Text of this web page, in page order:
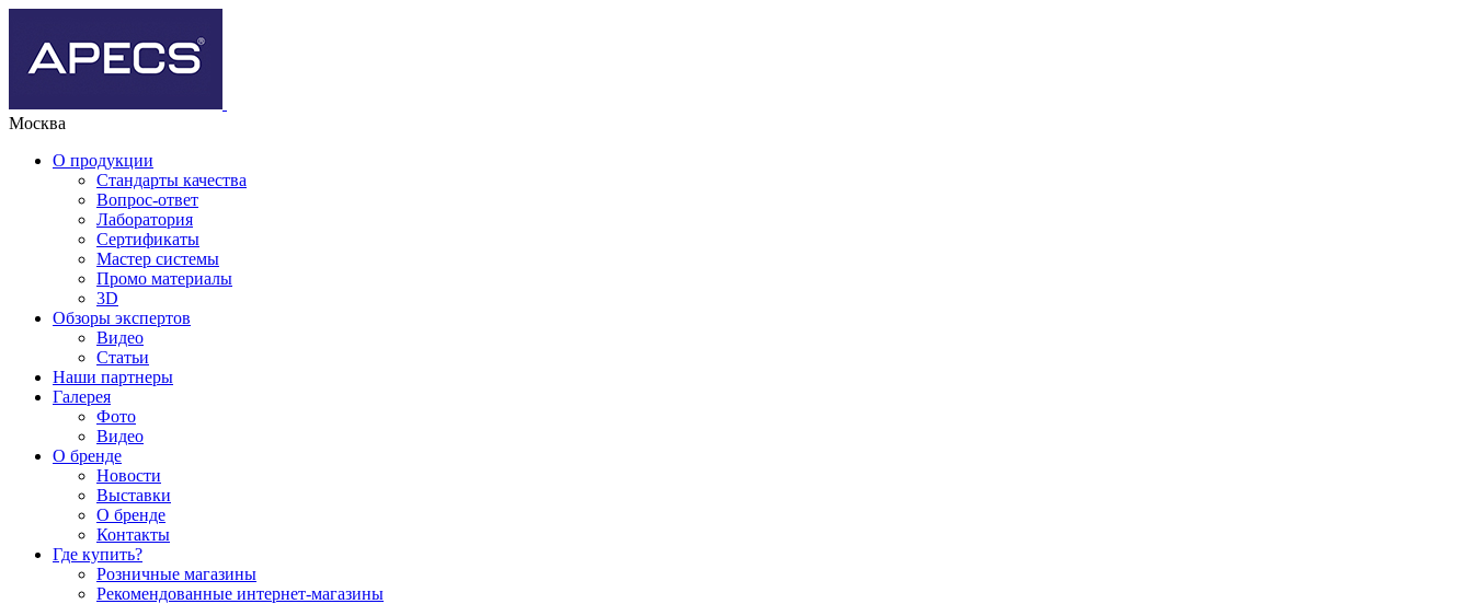
Москва
О продукции
Стандарты качества
Вопрос-ответ
Лаборатория
Сертификаты
Мастер системы
Промо материалы
3D
Обзоры экспертов
Видео
Статьи
Наши партнеры
Галерея
Фото
Видео
О бренде
Новости
Выставки
О бренде
Контакты
Где купить?
Розничные магазины
Рекомендованные интернет-магазины